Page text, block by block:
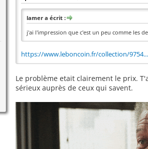
lamer a écrit :
j'ai l'impression que c'est un peu comme les
https://www.leboncoin.fr/collection/
Le problème etait clairement le prix.
sérieux auprès de ceux qui savent.